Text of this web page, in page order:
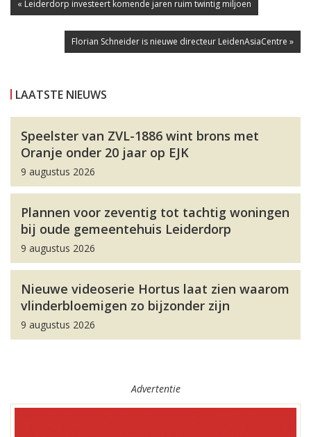
« Leiderdorp investeert komende jaren ruim twintig miljoen
Florian Schneider is nieuwe directeur LeidenAsiaCentre »
LAATSTE NIEUWS
Speelster van ZVL-1886 wint brons met
Oranje onder 20 jaar op EJK
9 augustus 2026
Plannen voor zeventig tot tachtig woningen
bij oude gemeentehuis Leiderdorp
9 augustus 2026
Nieuwe videoserie Hortus laat zien waarom
vlinderbloemigen zo bijzonder zijn
9 augustus 2026
Advertentie